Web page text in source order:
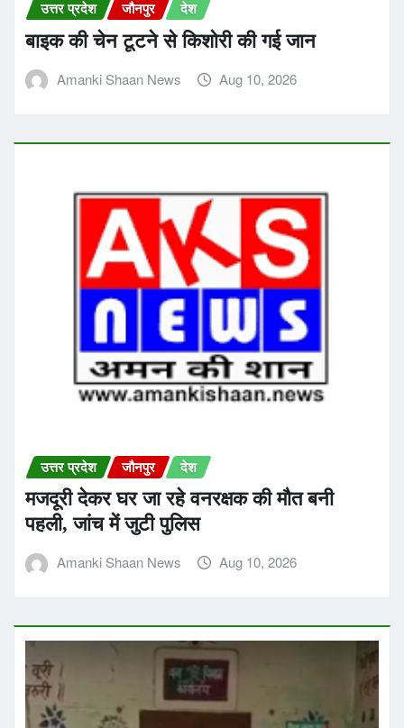
उत्तर प्रदेश जौनपुर देश
बाइक की चेन टूटने से किशोरी की गई जान
Amanki Shaan News Aug 10, 2026
उत्तर प्रदेश जौनपुर देश
मजदूरी देकर घर जा रहे वनरक्षक की मौत बनी
पहली, जांच में जुटी पुलिस
Amanki Shaan News Aug 10, 2026